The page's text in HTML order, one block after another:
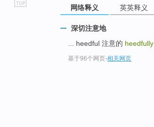
网络释义 英英释义
深切注意地
... heedful 注意的 heedfully
基于96个网页-相关网页